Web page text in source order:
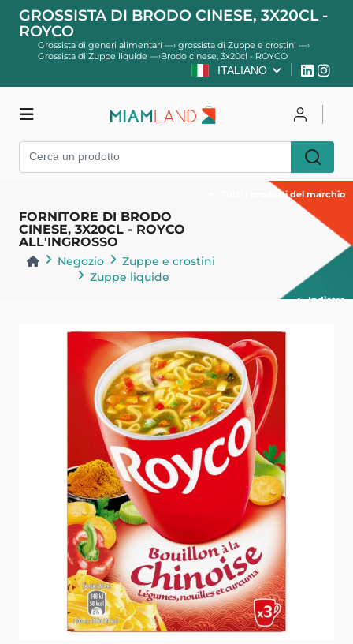
GROSSISTA DI BRODO CINESE, 3X20CL -
ROYCO
Grossista di generi alimentari —› grossista di Zuppe e crostini —›
Grossista di Zuppe liquide —›Brodo cinese, 3x20cl - ROYCO
ITALIANO
FORNITORE DI BRODO
CINESE, 3X20CL - ROYCO
ALL'INGROSSO
Negozio
Zuppe e crostini
Zuppe liquide
Tutti i prodotti del marchio
Indietro
Negozio Per accedere